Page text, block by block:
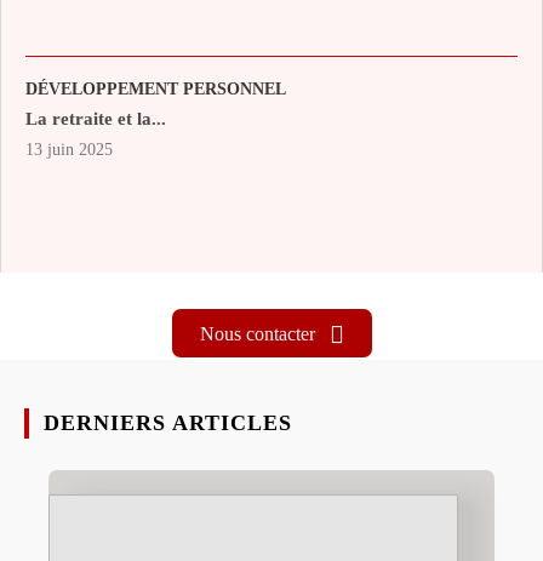
DÉVELOPPEMENT PERSONNEL
La retraite et la...
13 juin 2025
Nous contacter
DERNIERS ARTICLES